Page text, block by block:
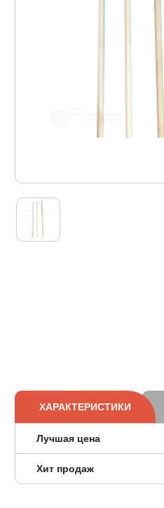
ХАРАКТЕРИСТИКИ
Лучшая цена
Хит продаж